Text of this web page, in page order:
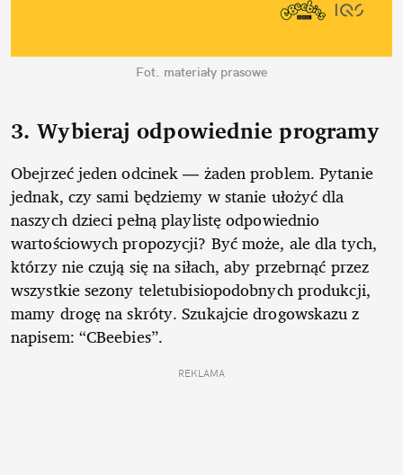
Fot. materiały prasowe
3. Wybieraj odpowiednie programy
Obejrzeć jeden odcinek — żaden problem. Pytanie
jednak, czy sami będziemy w stanie ułożyć dla
naszych dzieci pełną playlistę odpowiednio
wartościowych propozycji? Być może, ale dla tych,
którzy nie czują się na siłach, aby przebrnąć przez
wszystkie sezony teletubisiopodobnych produkcji,
mamy drogę na skróty. Szukajcie drogowskazu z
napisem: “CBeebies”.
REKLAMA